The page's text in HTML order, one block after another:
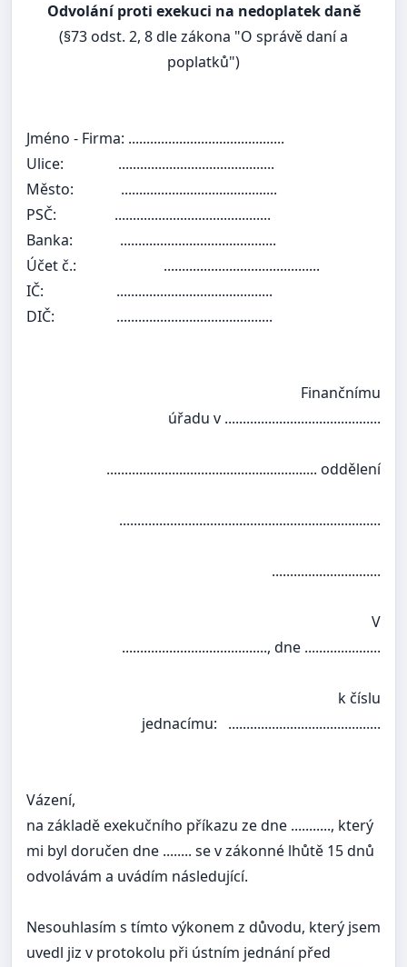
Odvolání proti exekuci na nedoplatek daně
(§73 odst. 2, 8 dle zákona "O správě daní a
poplatků")
Jméno - Firma: ...........................................
Ulice: ...........................................
Město: ...........................................
PSČ: ...........................................
Banka: ...........................................
Účet č.: ...........................................
IČ: ...........................................
DIČ: ...........................................
Finančnímu
úřadu v ...........................................
.......................................................... oddělení
........................................................................
..............................
V
........................................, dne .....................
k číslu
jednacímu: ..........................................
Vázení,
na základě exekučního příkazu ze dne ..........., který
mi byl doručen dne ........ se v zákonné lhůtě 15 dnů
odvolávám a uvádím následující.
Nesouhlasím s tímto výkonem z důvodu, který jsem
uvedl jiz v protokolu při ústním jednání před